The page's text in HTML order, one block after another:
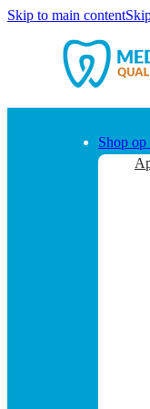
Skip to main content
Shop op